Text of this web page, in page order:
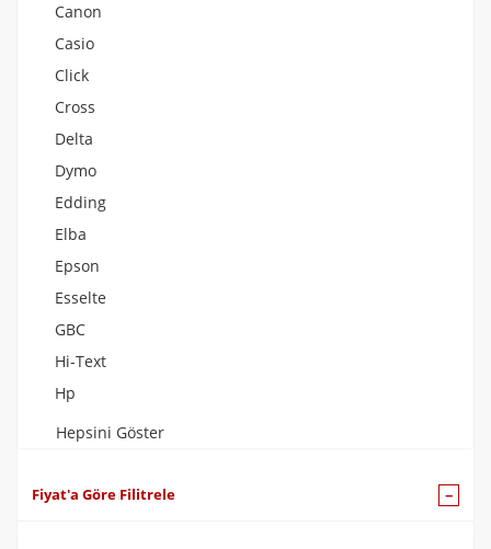
Canon
Casio
Click
Cross
Delta
Dymo
Edding
Elba
Epson
Esselte
GBC
Hi-Text
Hp
Hepsini Göster
Fiyat'a Göre Filitrele